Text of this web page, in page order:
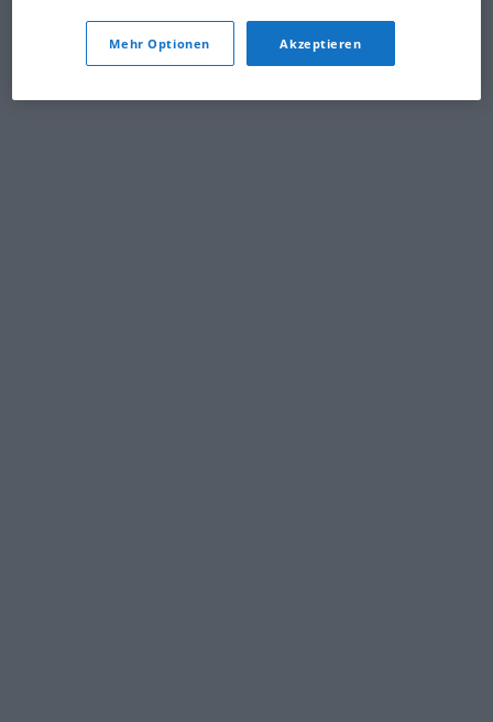
Mehr Optionen Akzeptieren